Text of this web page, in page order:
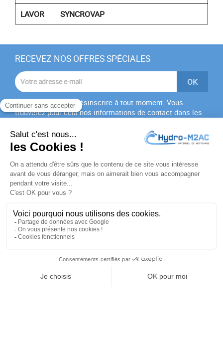
LAVOR
SYNCROVAP
RECEVEZ NOS OFFRES SPÉCIALES
Vous pouvez vous désinscrire à tout moment. Vous
trouverez pour cela nos informations de contact dans les
J'accepte lesconditions générales
politique de
confidentialité
PRODUITS
NOTRE SOCIÉTÉ
VOTRE COMPTE